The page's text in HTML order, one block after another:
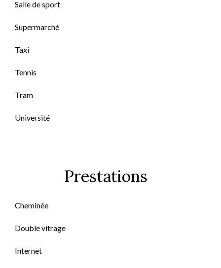
Salle de sport
Supermarché
Taxi
Tennis
Tram
Université
Prestations
Cheminée
Double vitrage
Internet